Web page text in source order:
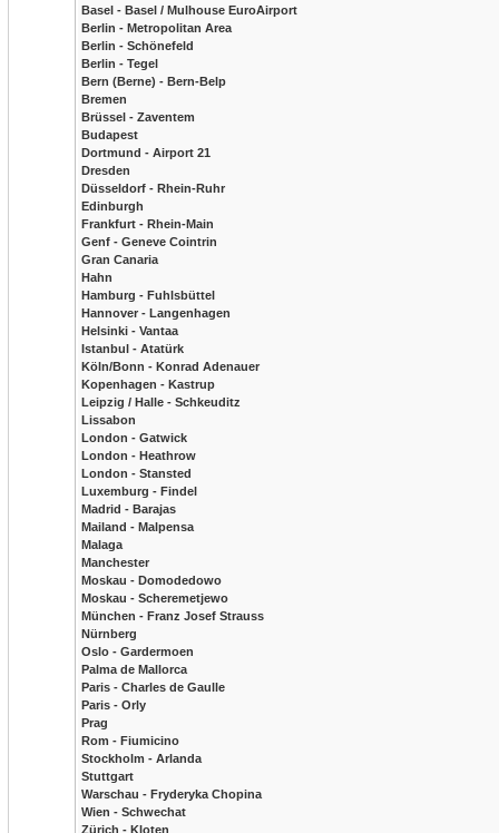
Basel - Basel / Mulhouse EuroAirport
Berlin - Metropolitan Area
Berlin - Schönefeld
Berlin - Tegel
Bern (Berne) - Bern-Belp
Bremen
Brüssel - Zaventem
Budapest
Dortmund - Airport 21
Dresden
Düsseldorf - Rhein-Ruhr
Edinburgh
Frankfurt - Rhein-Main
Genf - Geneve Cointrin
Gran Canaria
Hahn
Hamburg - Fuhlsbüttel
Hannover - Langenhagen
Helsinki - Vantaa
Istanbul - Atatürk
Köln/Bonn - Konrad Adenauer
Kopenhagen - Kastrup
Leipzig / Halle - Schkeuditz
Lissabon
London - Gatwick
London - Heathrow
London - Stansted
Luxemburg - Findel
Madrid - Barajas
Mailand - Malpensa
Malaga
Manchester
Moskau - Domodedowo
Moskau - Scheremetjewo
München - Franz Josef Strauss
Nürnberg
Oslo - Gardermoen
Palma de Mallorca
Paris - Charles de Gaulle
Paris - Orly
Prag
Rom - Fiumicino
Stockholm - Arlanda
Stuttgart
Warschau - Fryderyka Chopina
Wien - Schwechat
Zürich - Kloten